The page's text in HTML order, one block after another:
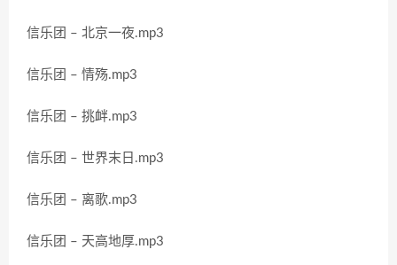
信乐团 – 北京一夜.mp3
信乐团 – 情殇.mp3
信乐团 – 挑衅.mp3
信乐团 – 世界末日.mp3
信乐团 – 离歌.mp3
信乐团 – 天高地厚.mp3